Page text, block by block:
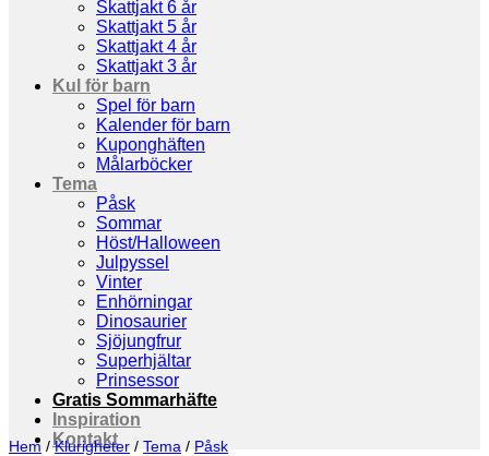
Skattjakt 6 år
Skattjakt 5 år
Skattjakt 4 år
Skattjakt 3 år
Kul för barn
Spel för barn
Kalender för barn
Kuponghäften
Målarböcker
Tema
Påsk
Sommar
Höst/Halloween
Julpyssel
Vinter
Enhörningar
Dinosaurier
Sjöjungfrur
Superhjältar
Prinsessor
Gratis Sommarhäfte
Inspiration
Kontakt
Hem / Klurigheter / Tema / Påsk